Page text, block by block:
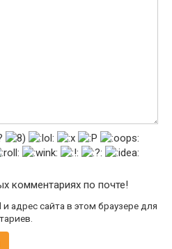
комментариях по почте!
адрес сайта в этом браузере для